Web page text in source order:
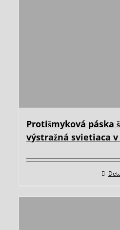
Protišmyková páska
výstražná svietiaca